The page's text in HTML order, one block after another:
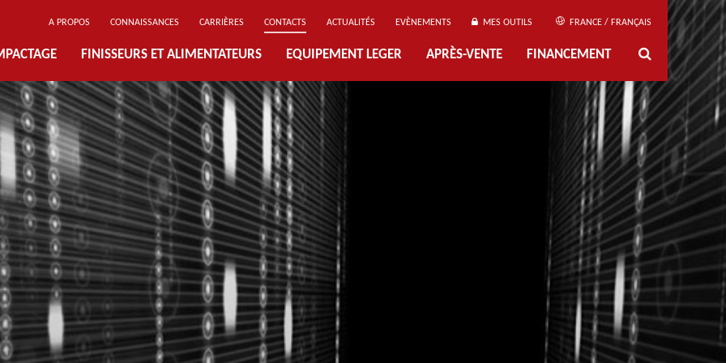
A PROPOS CONNAISSANCES CARRIÈRES CONTACTS ACTUALITÉS EVÈNEMENTS MES OUTILS FRANCE / FRANÇAIS
FINISSEURS ET ALIMENTATEURS EQUIPEMENT LEGER APRÈS-VENTE FINANCEMENT